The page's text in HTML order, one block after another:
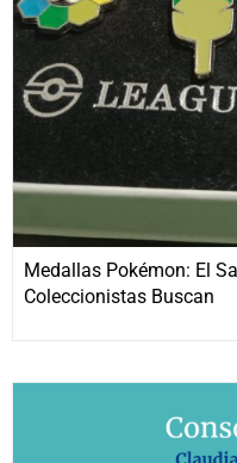
Medallas Pokémon: El
Coleccionistas Buscan